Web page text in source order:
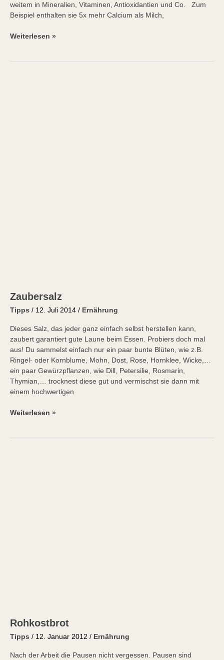
weitem in Mineralien, Vitaminen, Antioxidantien und Co. Zum
Beispiel enthalten sie 5x mehr Calcium als Milch,
Weiterlesen »
Zaubersalz
Tipps / 12. Juli 2014 / Ernährung
Dieses Salz, das jeder ganz einfach selbst herstellen kann,
zaubert garantiert gute Laune beim Essen. Probiers doch mal
aus! Du sammelst einfach nur ein paar bunte Blüten, wie z.B.
Ringel- oder Kornblume, Mohn, Dost, Rose, Hornklee, Wicke,…
ein paar Gewürzpflanzen, wie Dill, Petersilie, Rosmarin,
Thymian,… trocknest diese gut und vermischst sie dann mit
einem hochwertigen
Weiterlesen »
Rohkostbrot
Tipps / 12. Januar 2012 / Ernährung
Nach der Arbeit die Pausen nicht vergessen. Pausen sind